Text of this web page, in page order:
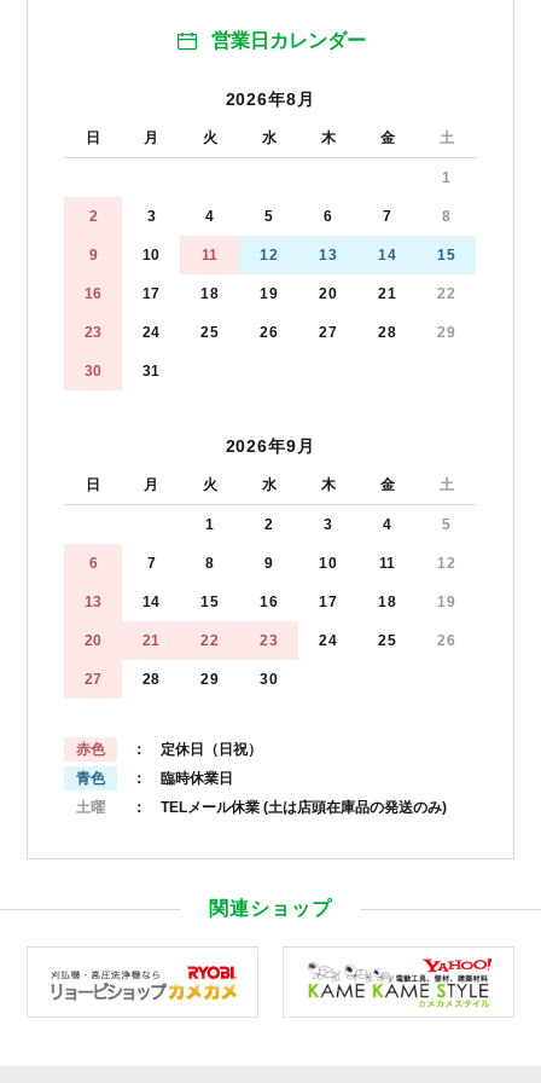
営業日カレンダー
2026年8月
日 月 火 水 木 金 土
1
2 3 4 5 6 7 8
9 10 11 12 13 14 15
16 17 18 19 20 21 22
23 24 25 26 27 28 29
30 31
2026年9月
日 月 火 水 木 金 土
1 2 3 4 5
6 7 8 9 10 11 12
13 14 15 16 17 18 19
20 21 22 23 24 25 26
27 28 29 30
赤色
： 定休日（日祝）
青色
： 臨時休業日
土曜
： TELメール休業 (土は店頭在庫品の発送のみ)
関連ショップ